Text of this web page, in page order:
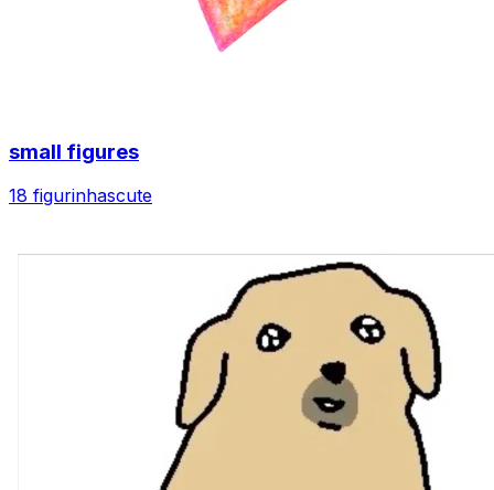
small figures
18 figurinhascute